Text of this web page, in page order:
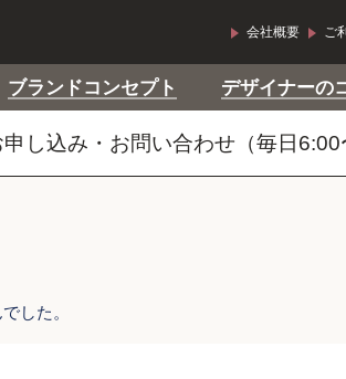
会社概要 ご
ブランドコンセプト デザイナーの
し込み・お問い合わせ（毎日6:00
した。